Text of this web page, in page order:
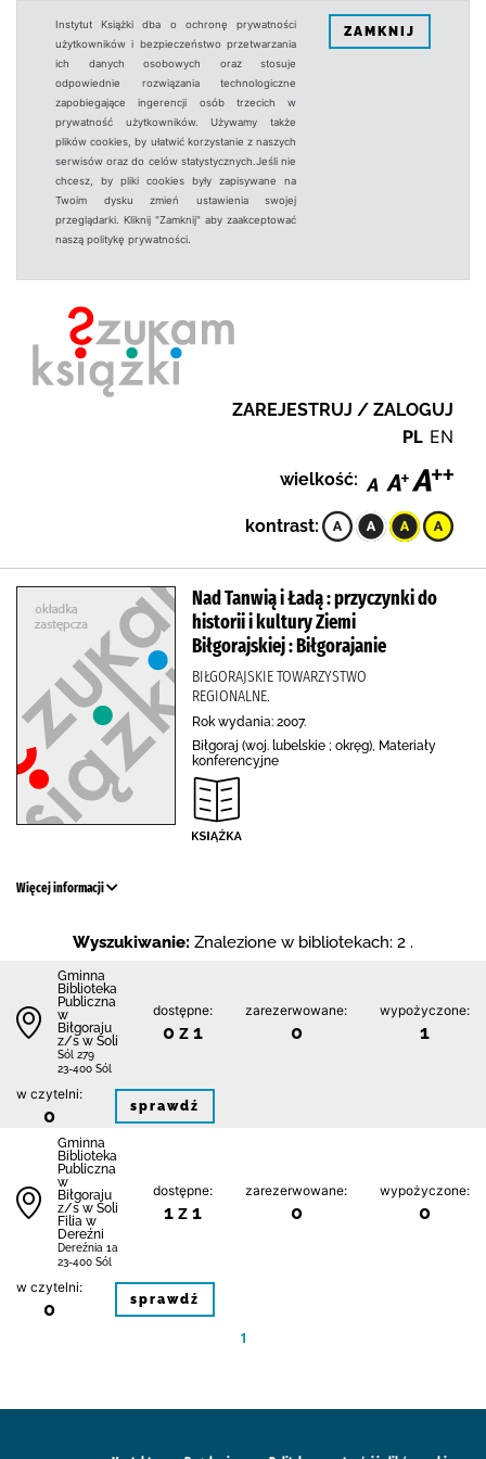
Instytut Książki dba o ochronę prywatności
użytkowników i bezpieczeństwo przetwarzania
ich danych osobowych oraz stosuje
odpowiednie rozwiązania technologiczne
zapobiegające ingerencji osób trzecich w
prywatność użytkowników. Używamy także
plików cookies, by ułatwić korzystanie z naszych
serwisów oraz do celów statystycznych.Jeśli nie
chcesz, by pliki cookies były zapisywane na
Twoim dysku zmień ustawienia swojej
przeglądarki. Kliknij "Zamknij" aby zaakceptować
naszą politykę prywatności.
ZAMKNIJ
ZAREJESTRUJ / ZALOGUJ
PL EN
wielkość:
kontrast:
Nad Tanwią i Ładą : przyczynki do
historii i kultury Ziemi
Biłgorajskiej : Biłgorajanie
BIŁGORAJSKIE TOWARZYSTWO
REGIONALNE.
Rok wydania: 2007.
Biłgoraj (woj. lubelskie ; okręg), Materiały
konferencyjne
Więcej informacji
Wyszukiwanie: Znalezione w bibliotekach: 2 .
Gminna
Biblioteka
Publiczna
w
Biłgoraju
z/s w Soli
Sól 279
23-400 Sól
dostępne:
0 z 1
zarezerwowane:
0
wypożyczone:
1
w czytelni:
0 sprawdź
Gminna
Biblioteka
Publiczna
w
Biłgoraju
z/s w Soli
Filia w
Dereźni
Dereźnia 1a
23-400 Sól
dostępne:
1 z 1
zarezerwowane:
0
wypożyczone:
0
w czytelni:
0 sprawdź
1